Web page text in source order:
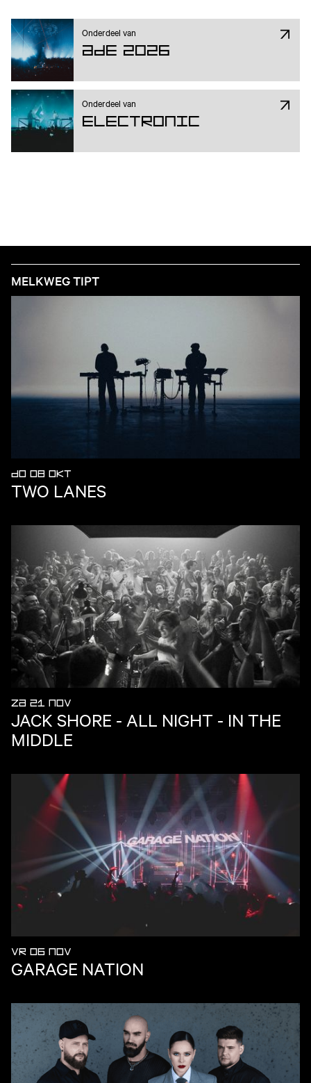
Onderdeel van
ADE 2026
Onderdeel van
Electronic
MELKWEG TIPT
DO 08 OKT
TWO LANES
ZA 21 NOV
JACK SHORE - ALL NIGHT - IN THE
MIDDLE
VR 06 NOV
GARAGE NATION